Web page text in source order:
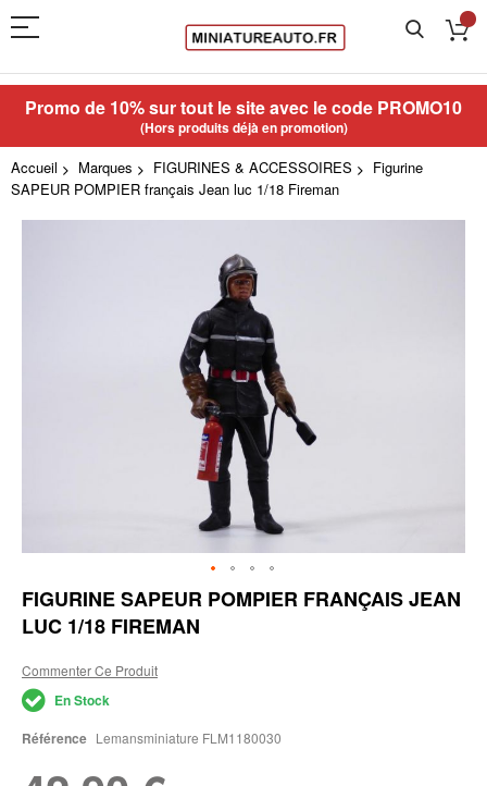
Promo de 10% sur tout le site avec le code PROMO10
(Hors produits déjà en promotion)
Accueil Marques FIGURINES & ACCESSOIRES
Figurine
SAPEUR POMPIER français Jean luc 1/18 Fireman
Skip
to
the
of
the
images
FIGURINE SAPEUR POMPIER FRANÇAIS JEAN
LUC 1/18 FIREMAN
Commenter Ce Produit
En Stock
Référence Lemansminiature FLM1180030